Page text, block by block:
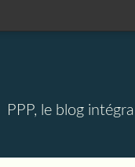
PPP, le blog